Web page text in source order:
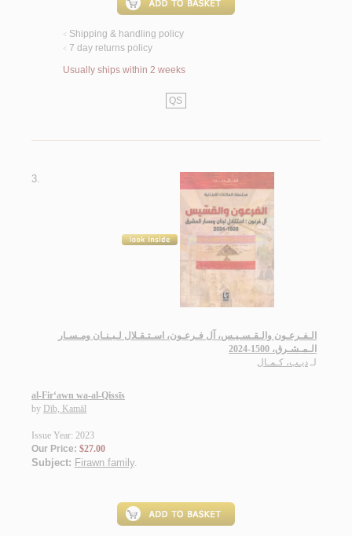
< Shipping & handling policy
< 7 day returns policy
Usually ships within 2 weeks
QS
3.
الـفـرعـون والـقـسـيـس، آل فـرعـون، اسـتـقـلال لـبـنـان ومـسـار
الـمـشـرق، 1500-2024
لـ ديـب، كـمـال
al-Fir‘awn wa-al-Qissīs
by Dīb, Kamāl
Issue Year: 2023
Our Price: $27.00
Subject: Firawn family.